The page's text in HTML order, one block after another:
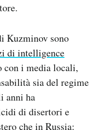
Kuzminov sono
di intelligence
con i media locali,
sia del regime
anni ha
di disertori e
che in Russia: